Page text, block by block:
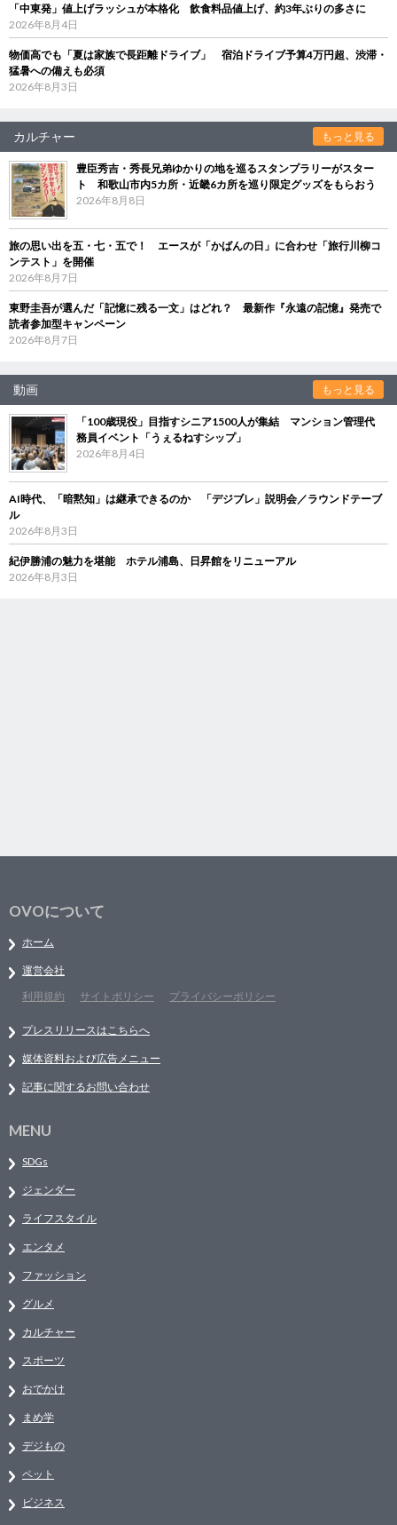
「中東発」値上げラッシュが本格化 飲食料品値上げ、約3年ぶりの多さに
2026年8月4日
物価高でも「夏は家族で長距離ドライブ」 宿泊ドライブ予算4万円超、渋滞・
猛暑への備えも必須
2026年8月3日
カルチャー もっと見る
豊臣秀吉・秀長兄弟ゆかりの地を巡るスタンプラリーがスター
ト 和歌山市内5カ所・近畿6カ所を巡り限定グッズをもらおう
2026年8月8日
旅の思い出を五・七・五で！ エースが「かばんの日」に合わせ「旅行川柳コ
ンテスト」を開催
2026年8月7日
東野圭吾が選んだ「記憶に残る一文」はどれ？ 最新作『永遠の記憶』発売で
読者参加型キャンペーン
2026年8月7日
動画 もっと見る
「100歳現役」目指すシニア1500人が集結 マンション管理代
務員イベント「うぇるねすシップ」
2026年8月4日
AI時代、「暗黙知」は継承できるのか 「デジブレ」説明会／ラウンドテーブ
ル
2026年8月3日
紀伊勝浦の魅力を堪能 ホテル浦島、日昇館をリニューアル
2026年8月3日
OVOについて
ホーム
運営会社
利用規約
サイトポリシー プライバシーポリシー
プレスリリースはこちらへ
媒体資料および広告メニュー
記事に関するお問い合わせ
MENU
SDGs
ジェンダー
ライフスタイル
エンタメ
ファッション
グルメ
カルチャー
スポーツ
おでかけ
まめ学
デジもの
ペット
ビジネス